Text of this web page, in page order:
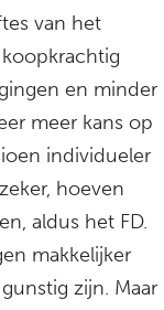
van het
en minder
meer kans op
individueler
hoeven
aldus het FD.
makkelijker
zijn. Maar